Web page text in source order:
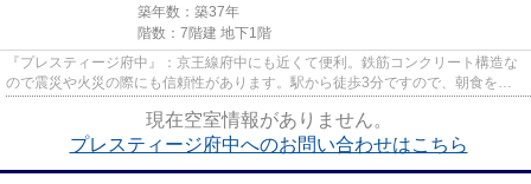
築年数：築37年
階数：7階建 地下1階
『プレスティージ府中』：京王線府中にも近くて便利。鉄筋コンクリート構造な
ので震災や火災の際にも信頼性があります。駅から徒歩3分ですので、朝食をゆ
現在空室情報がありません。
プレスティージ府中へのお問い合わせはこちら